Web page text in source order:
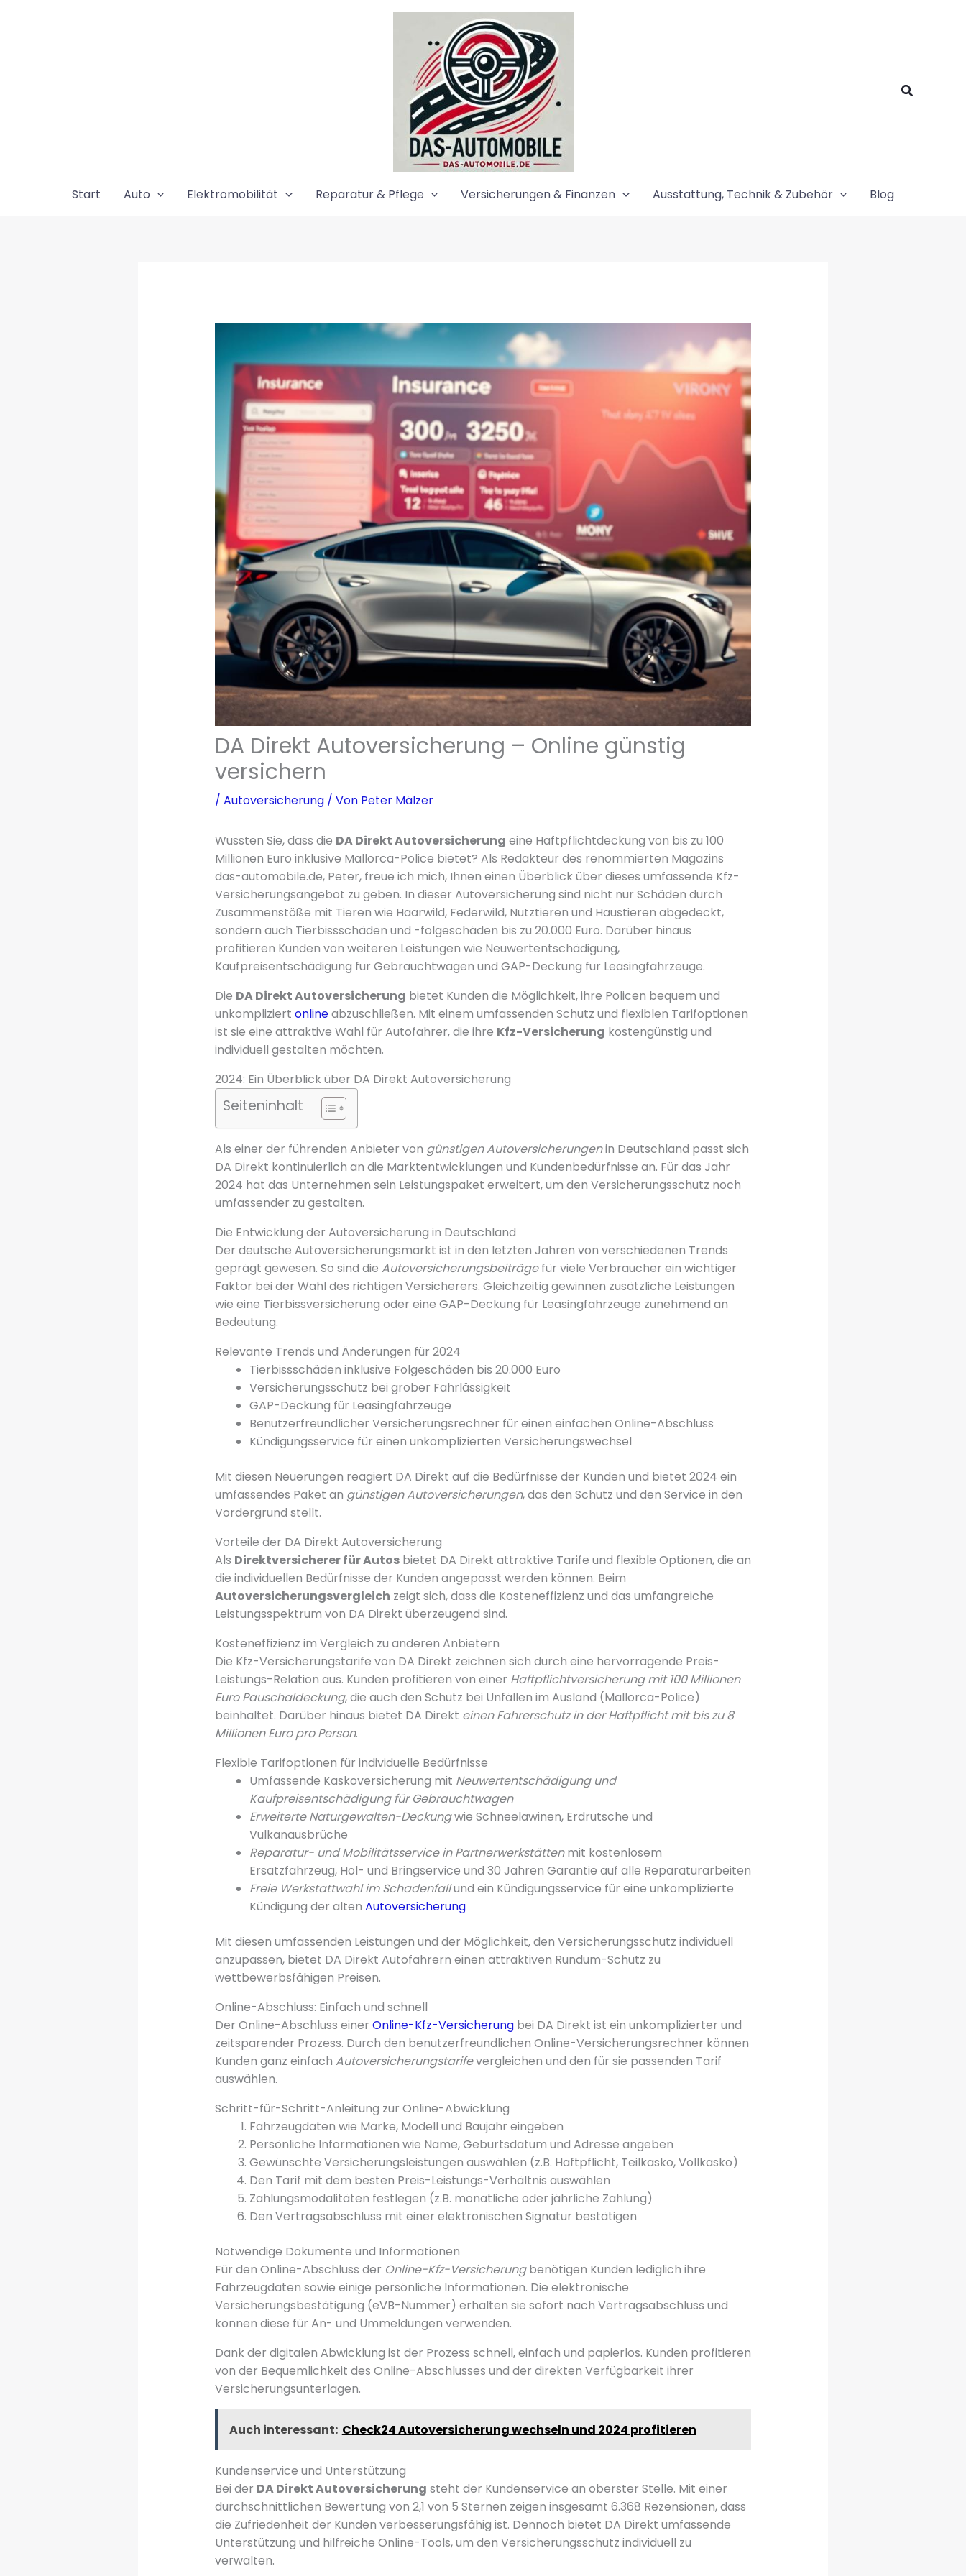
Suchen
Start Auto Elektromobilität Reparatur & Pflege Versicherungen & Finanzen Ausstattung, Technik & Zubehör Blog
DA Direkt Autoversicherung – Online günstig
versichern
/ Autoversicherung/ Von Peter Mälzer
Wussten Sie, dass die DA Direkt Autoversicherung eine Haftpflichtdeckung von bis zu 100
Millionen Euro inklusive Mallorca-Police bietet? Als Redakteur des renommierten Magazins
das-automobile.de, Peter, freue ich mich, Ihnen einen Überblick über dieses umfassende Kfz-
Versicherungsangebot zu geben. In dieser Autoversicherung sind nicht nur Schäden durch
Zusammenstöße mit Tieren wie Haarwild, Federwild, Nutztieren und Haustieren abgedeckt,
sondern auch Tierbissschäden und -folgeschäden bis zu 20.000 Euro. Darüber hinaus
profitieren Kunden von weiteren Leistungen wie Neuwertentschädigung,
Kaufpreisentschädigung für Gebrauchtwagen und GAP-Deckung für Leasingfahrzeuge.
Die DA Direkt Autoversicherung bietet Kunden die Möglichkeit, ihre Policen bequem und
unkompliziert onlineabzuschließen. Mit einem umfassenden Schutz und flexiblen Tarifoptionen
ist sie eine attraktive Wahl für Autofahrer, die ihre Kfz-Versicherung kostengünstig und
individuell gestalten möchten.
2024: Ein Überblick über DA Direkt Autoversicherung
Seiteninhalt
Als einer der führenden Anbieter von günstigen Autoversicherungenin Deutschland passt sich
DA Direkt kontinuierlich an die Marktentwicklungen und Kundenbedürfnisse an. Für das Jahr
2024 hat das Unternehmen sein Leistungspaket erweitert, um den Versicherungsschutz noch
umfassender zu gestalten.
Die Entwicklung der Autoversicherung in Deutschland
Der deutsche Autoversicherungsmarkt ist in den letzten Jahren von verschiedenen Trends
geprägt gewesen. So sind die Autoversicherungsbeiträgefür viele Verbraucher ein wichtiger
Faktor bei der Wahl des richtigen Versicherers. Gleichzeitig gewinnen zusätzliche Leistungen
wie eine Tierbissversicherung oder eine GAP-Deckung für Leasingfahrzeuge zunehmend an
Bedeutung.
Relevante Trends und Änderungen für 2024
Tierbissschäden inklusive Folgeschäden bis 20.000 Euro
Versicherungsschutz bei grober Fahrlässigkeit
GAP-Deckung für Leasingfahrzeuge
Benutzerfreundlicher Versicherungsrechner für einen einfachen Online-Abschluss
Kündigungsservice für einen unkomplizierten Versicherungswechsel
Mit diesen Neuerungen reagiert DA Direkt auf die Bedürfnisse der Kunden und bietet 2024 ein
umfassendes Paket an günstigen Autoversicherungen, das den Schutz und den Service in den
Vordergrund stellt.
Vorteile der DA Direkt Autoversicherung
Als Direktversicherer für Autosbietet DA Direkt attraktive Tarife und flexible Optionen, die an
die individuellen Bedürfnisse der Kunden angepasst werden können. Beim
Autoversicherungsvergleich zeigt sich, dass die Kosteneffizienz und das umfangreiche
Leistungsspektrum von DA Direkt überzeugend sind.
Kosteneffizienz im Vergleich zu anderen Anbietern
Die Kfz-Versicherungstarife von DA Direkt zeichnen sich durch eine hervorragende Preis-
Leistungs-Relation aus. Kunden profitieren von einer Haftpflichtversicherung mit 100 Millionen
Euro Pauschaldeckung, die auch den Schutz bei Unfällen im Ausland (Mallorca-Police)
beinhaltet. Darüber hinaus bietet DA Direkt einen Fahrerschutz in der Haftpflicht mit bis zu 8
Millionen Euro pro Person.
Flexible Tarifoptionen für individuelle Bedürfnisse
Umfassende Kaskoversicherung mit Neuwertentschädigung und
Kaufpreisentschädigung für Gebrauchtwagen
Erweiterte Naturgewalten-Deckungwie Schneelawinen, Erdrutsche und
Vulkanausbrüche
Reparatur- und Mobilitätsservice in Partnerwerkstättenmit kostenlosem
Ersatzfahrzeug, Hol- und Bringservice und 30 Jahren Garantie auf alle Reparaturarbeiten
Freie Werkstattwahl im Schadenfallund ein Kündigungsservice für eine unkomplizierte
Kündigung der alten Autoversicherung
Mit diesen umfassenden Leistungen und der Möglichkeit, den Versicherungsschutz individuell
anzupassen, bietet DA Direkt Autofahrern einen attraktiven Rundum-Schutz zu
wettbewerbsfähigen Preisen.
Online-Abschluss: Einfach und schnell
Der Online-Abschluss einer Online-Kfz-Versicherungbei DA Direkt ist ein unkomplizierter und
zeitsparender Prozess. Durch den benutzerfreundlichen Online-Versicherungsrechner können
Kunden ganz einfach Autoversicherungstarifevergleichen und den für sie passenden Tarif
auswählen.
Schritt-für-Schritt-Anleitung zur Online-Abwicklung
Fahrzeugdaten wie Marke, Modell und Baujahr eingeben
Persönliche Informationen wie Name, Geburtsdatum und Adresse angeben
Gewünschte Versicherungsleistungen auswählen (z.B. Haftpflicht, Teilkasko, Vollkasko)
Den Tarif mit dem besten Preis-Leistungs-Verhältnis auswählen
Zahlungsmodalitäten festlegen (z.B. monatliche oder jährliche Zahlung)
Den Vertragsabschluss mit einer elektronischen Signatur bestätigen
Notwendige Dokumente und Informationen
Für den Online-Abschluss der Online-Kfz-Versicherungbenötigen Kunden lediglich ihre
Fahrzeugdaten sowie einige persönliche Informationen. Die elektronische
Versicherungsbestätigung (eVB-Nummer) erhalten sie sofort nach Vertragsabschluss und
können diese für An- und Ummeldungen verwenden.
Dank der digitalen Abwicklung ist der Prozess schnell, einfach und papierlos. Kunden profitieren
von der Bequemlichkeit des Online-Abschlusses und der direkten Verfügbarkeit ihrer
Versicherungsunterlagen.
Auch interessant: Check24 Autoversicherung wechseln und 2024 profitieren
Kundenservice und Unterstützung
Bei der DA Direkt Autoversicherung steht der Kundenservice an oberster Stelle. Mit einer
durchschnittlichen Bewertung von 2,1 von 5 Sternen zeigen insgesamt 6.368 Rezensionen, dass
die Zufriedenheit der Kunden verbesserungsfähig ist. Dennoch bietet DA Direkt umfassende
Unterstützung und hilfreiche Online-Tools, um den Versicherungsschutz individuell zu
verwalten.